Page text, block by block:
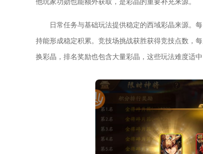
日常任务与基础玩法提供稳定的西域彩晶来源。
持能形成稳定积累。竞技场挑战获胜获得竞技点数，
换彩晶，排名奖励也包含大量彩晶，这些玩法难度适中